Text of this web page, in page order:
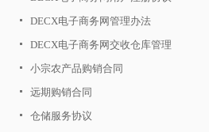
DECX电子商务网管理办法
DECX电子商务网交收仓库管理
办法
小宗农产品购销合同
远期购销合同
仓储服务协议